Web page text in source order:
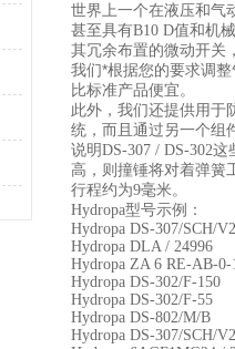
世界上一个在液压和气
甚至具有B10 D值和机
其冗余布置的微动开关
我们*根据您的要求调
比标准产品便宜。
此外，我们还提供用于
统，而且通过另一个组
说明DS-307 / DS-302这
高，则撞锤将对着弹簧
行程约为9毫米。
Hydropa型号示例：
Hydropa DS-307/SCH/
Hydropa DLA / 24996
Hydropa ZA 6 RE-AB-0-
Hydropa DS-302/F-150
Hydropa DS-302/F-55
Hydropa DS-802/M/B
Hydropa DS-307/SCH/